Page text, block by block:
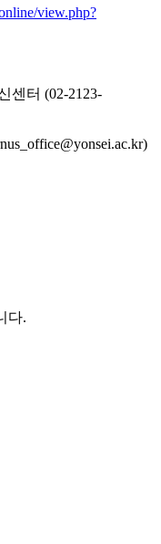
view.php?
센터 (02-2123-
다.